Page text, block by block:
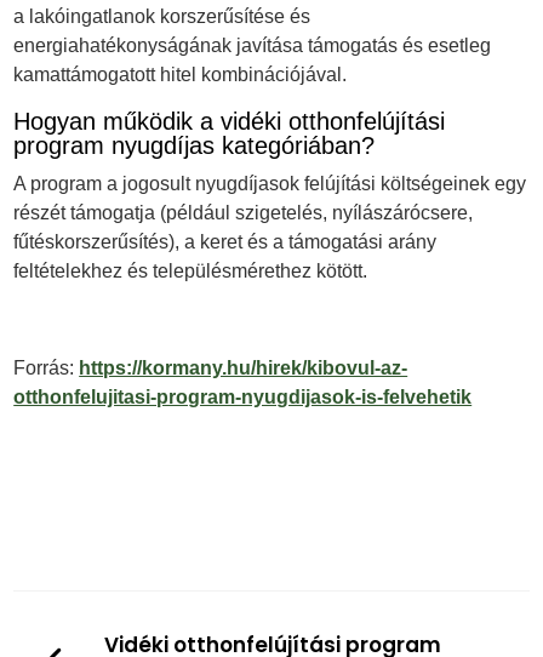
a lakóingatlanok korszerűsítése és
energiahatékonyságának javítása támogatás és esetleg
kamattámogatott hitel kombinációjával.
Hogyan működik a vidéki otthonfelújítási
program nyugdíjas kategóriában?
A program a jogosult nyugdíjasok felújítási költségeinek egy
részét támogatja (például szigetelés, nyílászárócsere,
fűtéskorszerűsítés), a keret és a támogatási arány
feltételekhez és településmérethez kötött.
Forrás: https://kormany.hu/hirek/kibovul-az-
otthonfelujitasi-program-nyugdijasok-is-felvehetik
Vidéki otthonfelújítási program